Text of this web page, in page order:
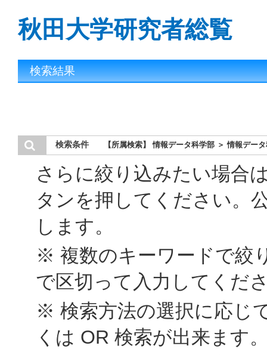
秋田大学研究者総覧
検索結果
検索条件 【所属検索】 情報データ科学部 ＞ 情報デー
さらに絞り込みたい場合
タンを押してください。
します。
※ 複数のキーワードで絞
で区切って入力してくだ
※ 検索方法の選択に応じ
くは OR 検索が出来ます